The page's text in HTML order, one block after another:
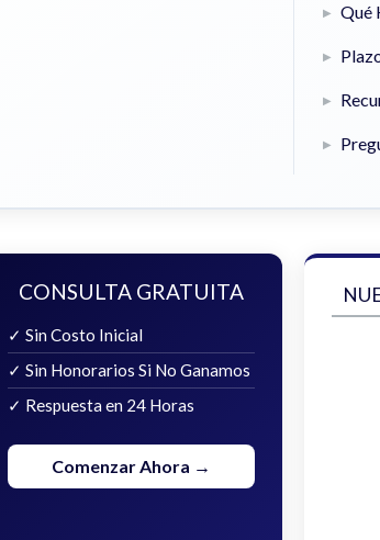
Qué
CONSULTA GRATUITA
✓ Sin Costo Inicial
✓ Sin Honorarios Si No Ganamos
✓ Respuesta en 24 Horas
Comenzar Ahora →